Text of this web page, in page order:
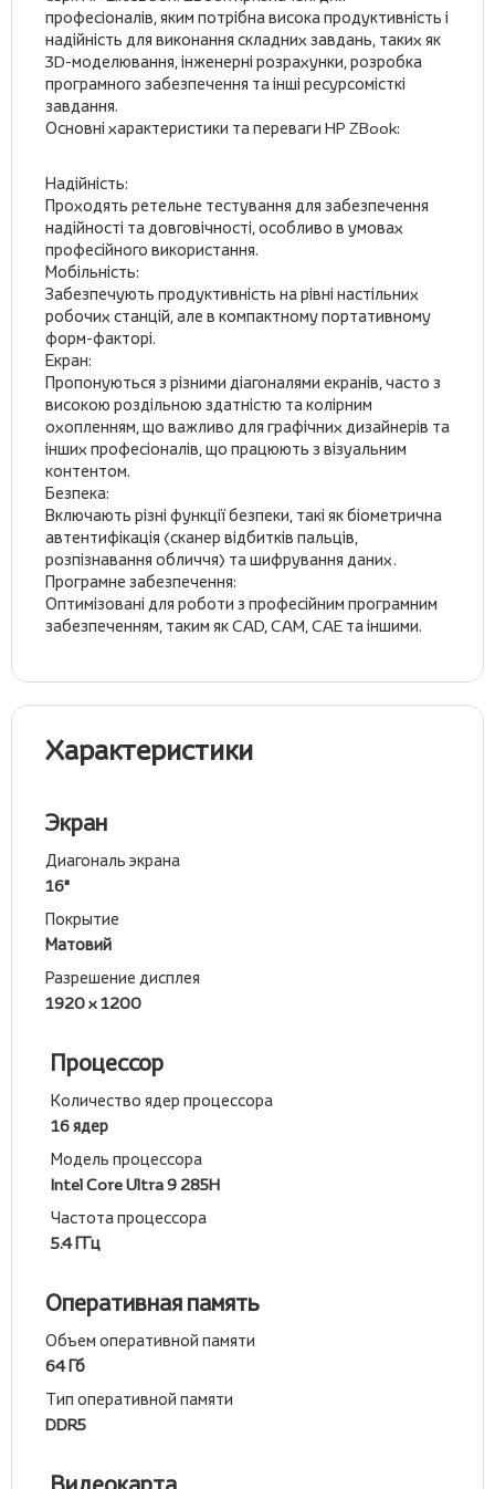
професіоналів, яким потрібна висока продуктивність і
надійність для виконання складних завдань, таких як
3D-моделювання, інженерні розрахунки, розробка
програмного забезпечення та інші ресурсомісткі
завдання.
Основні характеристики та переваги HP ZBook:
Надійність:
Проходять ретельне тестування для забезпечення
надійності та довговічності, особливо в умовах
професійного використання.
Мобільність:
Забезпечують продуктивність на рівні настільних
робочих станцій, але в компактному портативному
форм-факторі.
Екран:
Пропонуються з різними діагоналями екранів, часто з
високою роздільною здатністю та колірним
охопленням, що важливо для графічних дизайнерів та
інших професіоналів, що працюють з візуальним
контентом.
Безпека:
Включають різні функції безпеки, такі як біометрична
автентифікація (сканер відбитків пальців,
розпізнавання обличчя) та шифрування даних.
Програмне забезпечення:
Оптимізовані для роботи з професійним програмним
забезпеченням, таким як CAD, CAM, CAE та іншими.
Характеристики
Экран
Диагональ экрана
16"
Покрытие
Матовий
Разрешение дисплея
1920 x 1200
Процессор
Количество ядер процессора
16 ядер
Модель процессора
Intel Core Ultra 9 285H
Частота процессора
5.4 ГГц
Оперативная память
Объем оперативной памяти
64 Гб
Тип оперативной памяти
DDR5